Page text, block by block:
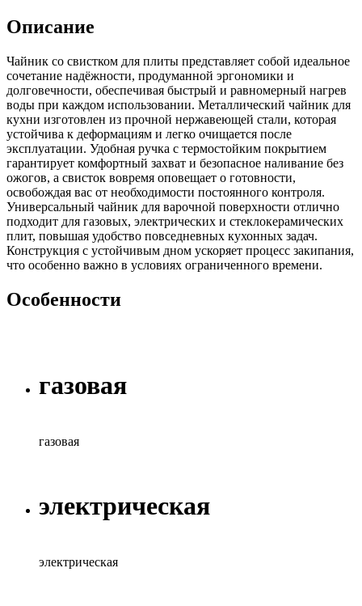
Описание
Чайник со свистком для плиты представляет собой идеальное
сочетание надёжности, продуманной эргономики и
долговечности, обеспечивая быстрый и равномерный нагрев
воды при каждом использовании. Металлический чайник для
кухни изготовлен из прочной нержавеющей стали, которая
устойчива к деформациям и легко очищается после
эксплуатации. Удобная ручка с термостойким покрытием
гарантирует комфортный захват и безопасное наливание без
ожогов, а свисток вовремя оповещает о готовности,
освобождая вас от необходимости постоянного контроля.
Универсальный чайник для варочной поверхности отлично
подходит для газовых, электрических и стеклокерамических
плит, повышая удобство повседневных кухонных задач.
Конструкция с устойчивым дном ускоряет процесс закипания,
что особенно важно в условиях ограниченного времени.
Особенности
газовая
газовая
электрическая
электрическая